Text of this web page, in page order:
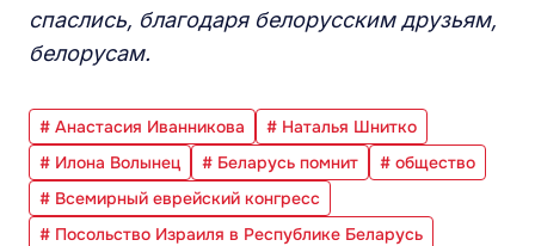
спаслись, благодаря белорусским друзьям,
белорусам.
# Анастасия Иванникова
# Наталья Шнитко
# Илона Волынец
# Беларусь помнит
# общество
# Всемирный еврейский конгресс
# Посольство Израиля в Республике Беларусь